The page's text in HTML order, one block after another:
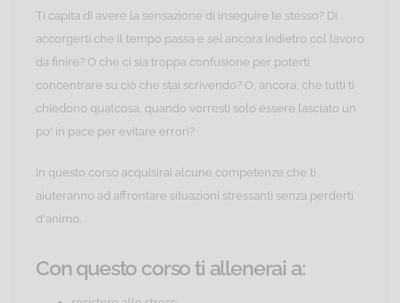
Ti capita di avere la sensazione di inseguire te stesso? Di
accorgerti che il tempo passa e sei ancora indietro col lavoro
da finire? O che ci sia troppa confusione per poterti
concentrare su ciò che stai scrivendo? O, ancora, che tutti ti
chiedono qualcosa, quando vorresti solo essere lasciato un
po' in pace per evitare errori?
In questo corso acquisirai alcune competenze che ti
aiuteranno ad affrontare situazioni stressanti senza perderti
d'animo.
Con questo corso ti allenerai a: